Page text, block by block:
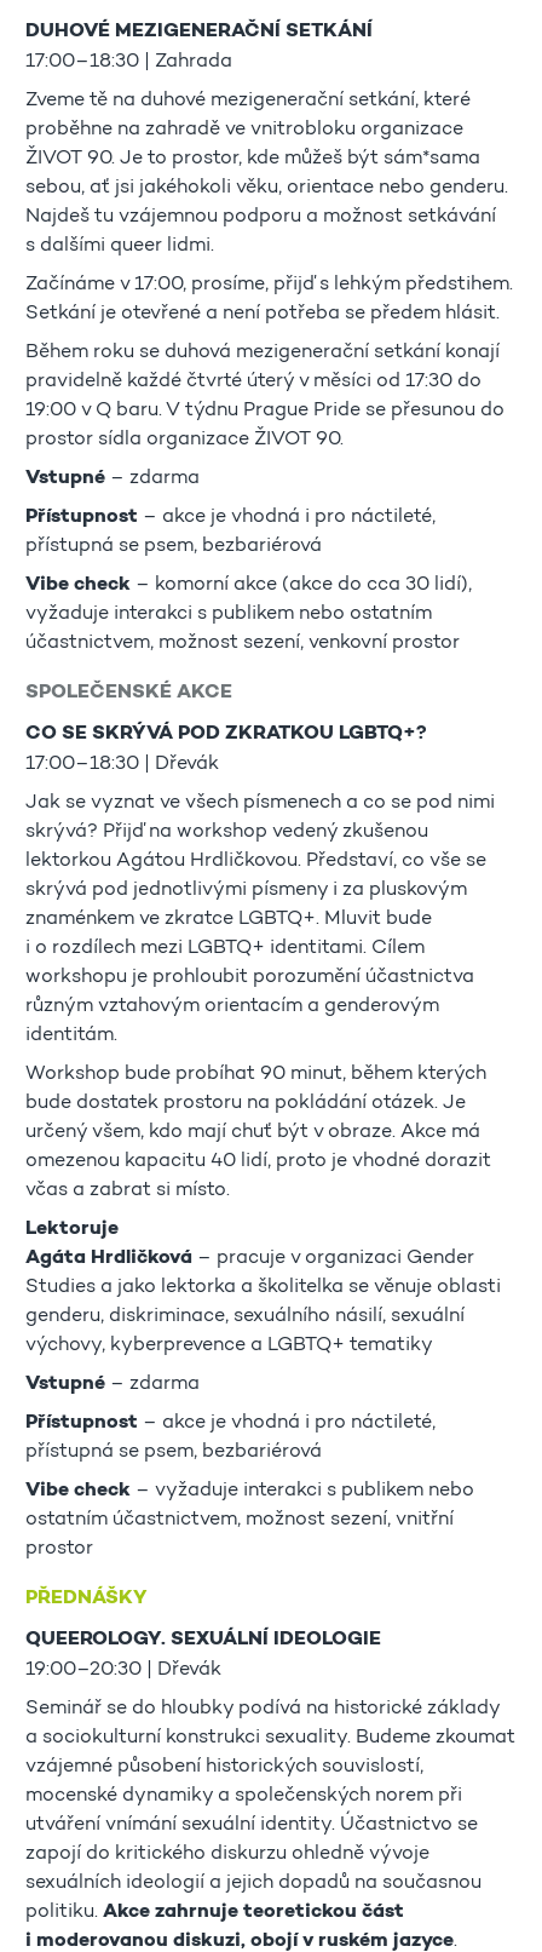
DUHOVÉ MEZIGENERAČNÍ SETKÁNÍ
17:00–18:30 | Zahrada
Zveme tě na duhové mezigenerační setkání, které
proběhne na zahradě ve vnitrobloku organizace
ŽIVOT 90. Je to prostor, kde můžeš být sám*sama
sebou, ať jsi jakéhokoli věku, orientace nebo genderu.
Najdeš tu vzájemnou podporu a možnost setkávání
s dalšími queer lidmi.
Začínáme v 17:00, prosíme, přijď s lehkým předstihem.
Setkání je otevřené a není potřeba se předem hlásit.
Během roku se duhová mezigenerační setkání konají
pravidelně každé čtvrté úterý v měsíci od 17:30 do
19:00 v Q baru. V týdnu Prague Pride se přesunou do
prostor sídla organizace ŽIVOT 90.
Vstupné – zdarma
Přístupnost – akce je vhodná i pro náctileté,
přístupná se psem, bezbariérová
Vibe check – komorní akce (akce do cca 30 lidí),
vyžaduje interakci s publikem nebo ostatním
účastnictvem, možnost sezení, venkovní prostor
SPOLEČENSKÉ AKCE
CO SE SKRÝVÁ POD ZKRATKOU LGBTQ+?
17:00–18:30 | Dřevák
Jak se vyznat ve všech písmenech a co se pod nimi
skrývá? Přijď na workshop vedený zkušenou
lektorkou Agátou Hrdličkovou. Představí, co vše se
skrývá pod jednotlivými písmeny i za pluskovým
znaménkem ve zkratce LGBTQ+. Mluvit bude
i o rozdílech mezi LGBTQ+ identitami. Cílem
workshopu je prohloubit porozumění účastnictva
různým vztahovým orientacím a genderovým
identitám.
Workshop bude probíhat 90 minut, během kterých
bude dostatek prostoru na pokládání otázek. Je
určený všem, kdo mají chuť být v obraze. Akce má
omezenou kapacitu 40 lidí, proto je vhodné dorazit
včas a zabrat si místo.
Lektoruje
Agáta Hrdličková – pracuje v organizaci Gender
Studies a jako lektorka a školitelka se věnuje oblasti
genderu, diskriminace, sexuálního násilí, sexuální
výchovy, kyberprevence a LGBTQ+ tematiky
Vstupné – zdarma
Přístupnost – akce je vhodná i pro náctileté,
přístupná se psem, bezbariérová
Vibe check – vyžaduje interakci s publikem nebo
ostatním účastnictvem, možnost sezení, vnitřní
prostor
PŘEDNÁŠKY
QUEEROLOGY. SEXUÁLNÍ IDEOLOGIE
19:00–20:30 | Dřevák
Seminář se do hloubky podívá na historické základy
a sociokulturní konstrukci sexuality. Budeme zkoumat
vzájemné působení historických souvislostí,
mocenské dynamiky a společenských norem při
utváření vnímání sexuální identity. Účastnictvo se
zapojí do kritického diskurzu ohledně vývoje
sexuálních ideologií a jejich dopadů na současnou
politiku. Akce zahrnuje teoretickou část
i moderovanou diskuzi, obojí v ruském jazyce.